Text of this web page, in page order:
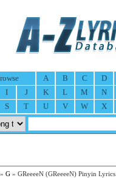
A B C D
I J K L M N
S T U V W X
» G » GReeeeN (GReeeeN) Pinyin Lyrics